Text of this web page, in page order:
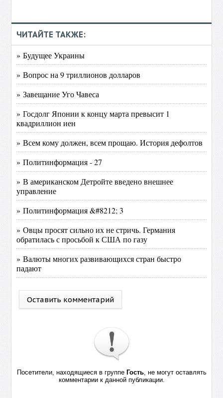
ЧИТАЙТЕ ТАКЖЕ:
» Будущее Украины
» Вопрос на 9 триллионов долларов
» Завещание Уго Чавеса
» Госдолг Японии к концу марта превысит 1
квадриллион иен
» Всем кому должен, всем прощаю. История дефолтов
» Политинформация - 27
» В американском Детройте введено внешнее
управление
» Политинформация &#8212; 3
» Овцы просят сильно их не стричь. Германия
обратилась с просьбой к США по газу
» Валюты многих развивающихся стран быстро
падают
Оставить комментарий
Посетители, находящиеся в группе Гость, не могут оставлять
комментарии к данной публикации.